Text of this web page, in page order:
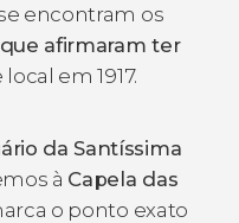
encontram os
afirmaram ter
em 1917.
da Santíssima
à Capela das
o ponto exato